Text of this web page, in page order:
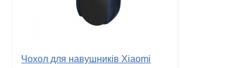
Чохол для навушників Xiaomi